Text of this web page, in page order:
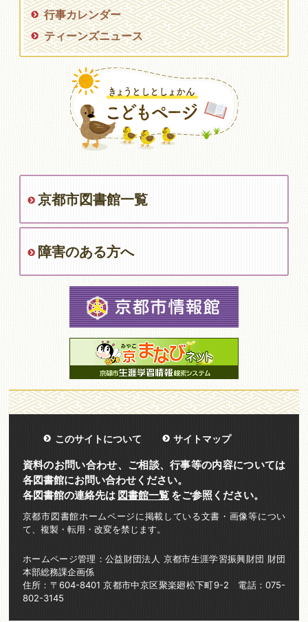
行事カレンダー
ティーンズニュース
京都市図書館一覧
障害のある方へ
このサイトについて サイトマップ
資料のお問い合わせ、ご相談、行事等の内容については
各図書館にお問い合わせください。
各図書館の連絡先は 図書館一覧をご参照ください。
京都市図書館ホームページに掲載している文書・画像等につい
て、複製・転用・改変を禁じます。
ホームページ管理：公益財団法人 京都市生涯学習振興財団 財団
本部総務課企画係
住所：〒604-8401 京都市中京区聚楽廻松下町9-2 電話：075-
802-3145